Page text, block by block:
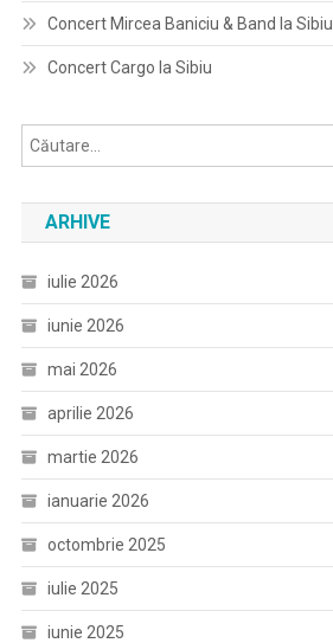
Concert Mircea Baniciu & Band la Sibiu
Concert Cargo la Sibiu
ARHIVE
iulie 2026
iunie 2026
mai 2026
aprilie 2026
martie 2026
ianuarie 2026
octombrie 2025
iulie 2025
iunie 2025